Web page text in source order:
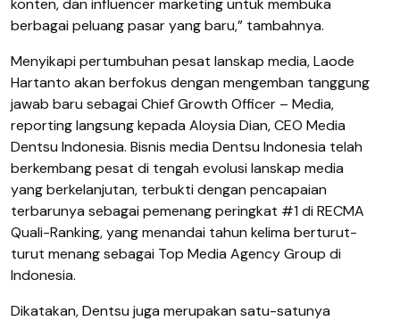
konten, dan influencer marketing untuk membuka
berbagai peluang pasar yang baru,” tambahnya.
Menyikapi pertumbuhan pesat lanskap media, Laode
Hartanto akan berfokus dengan mengemban tanggung
jawab baru sebagai Chief Growth Officer – Media,
reporting langsung kepada Aloysia Dian, CEO Media
Dentsu Indonesia. Bisnis media Dentsu Indonesia telah
berkembang pesat di tengah evolusi lanskap media
yang berkelanjutan, terbukti dengan pencapaian
terbarunya sebagai pemenang peringkat #1 di RECMA
Quali-Ranking, yang menandai tahun kelima berturut-
turut menang sebagai Top Media Agency Group di
Indonesia.
Dikatakan, Dentsu juga merupakan satu-satunya